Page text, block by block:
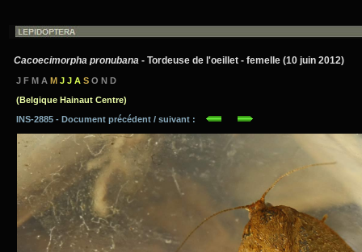
Cacoecimorpha pronubana - Tordeuse de l'oeillet - femelle (10 juin 2012)
J F M A M J J A S O N D
(Belgique Hainaut Centre)
INS-2885 - Document précédent / suivant :